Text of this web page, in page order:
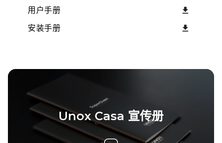
用户手册
安装手册
Unox Casa 宣传册